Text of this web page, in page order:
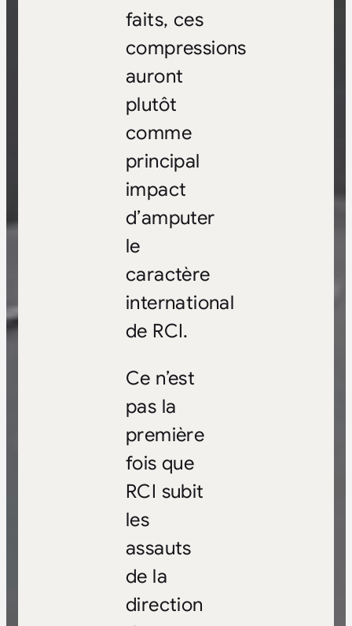
faits, ces
compressions
auront
plutôt
comme
principal
impact
d’amputer
le
caractère
international
de RCI.
Ce n’est
pas la
première
fois que
RCI subit
les
assauts
de la
direction